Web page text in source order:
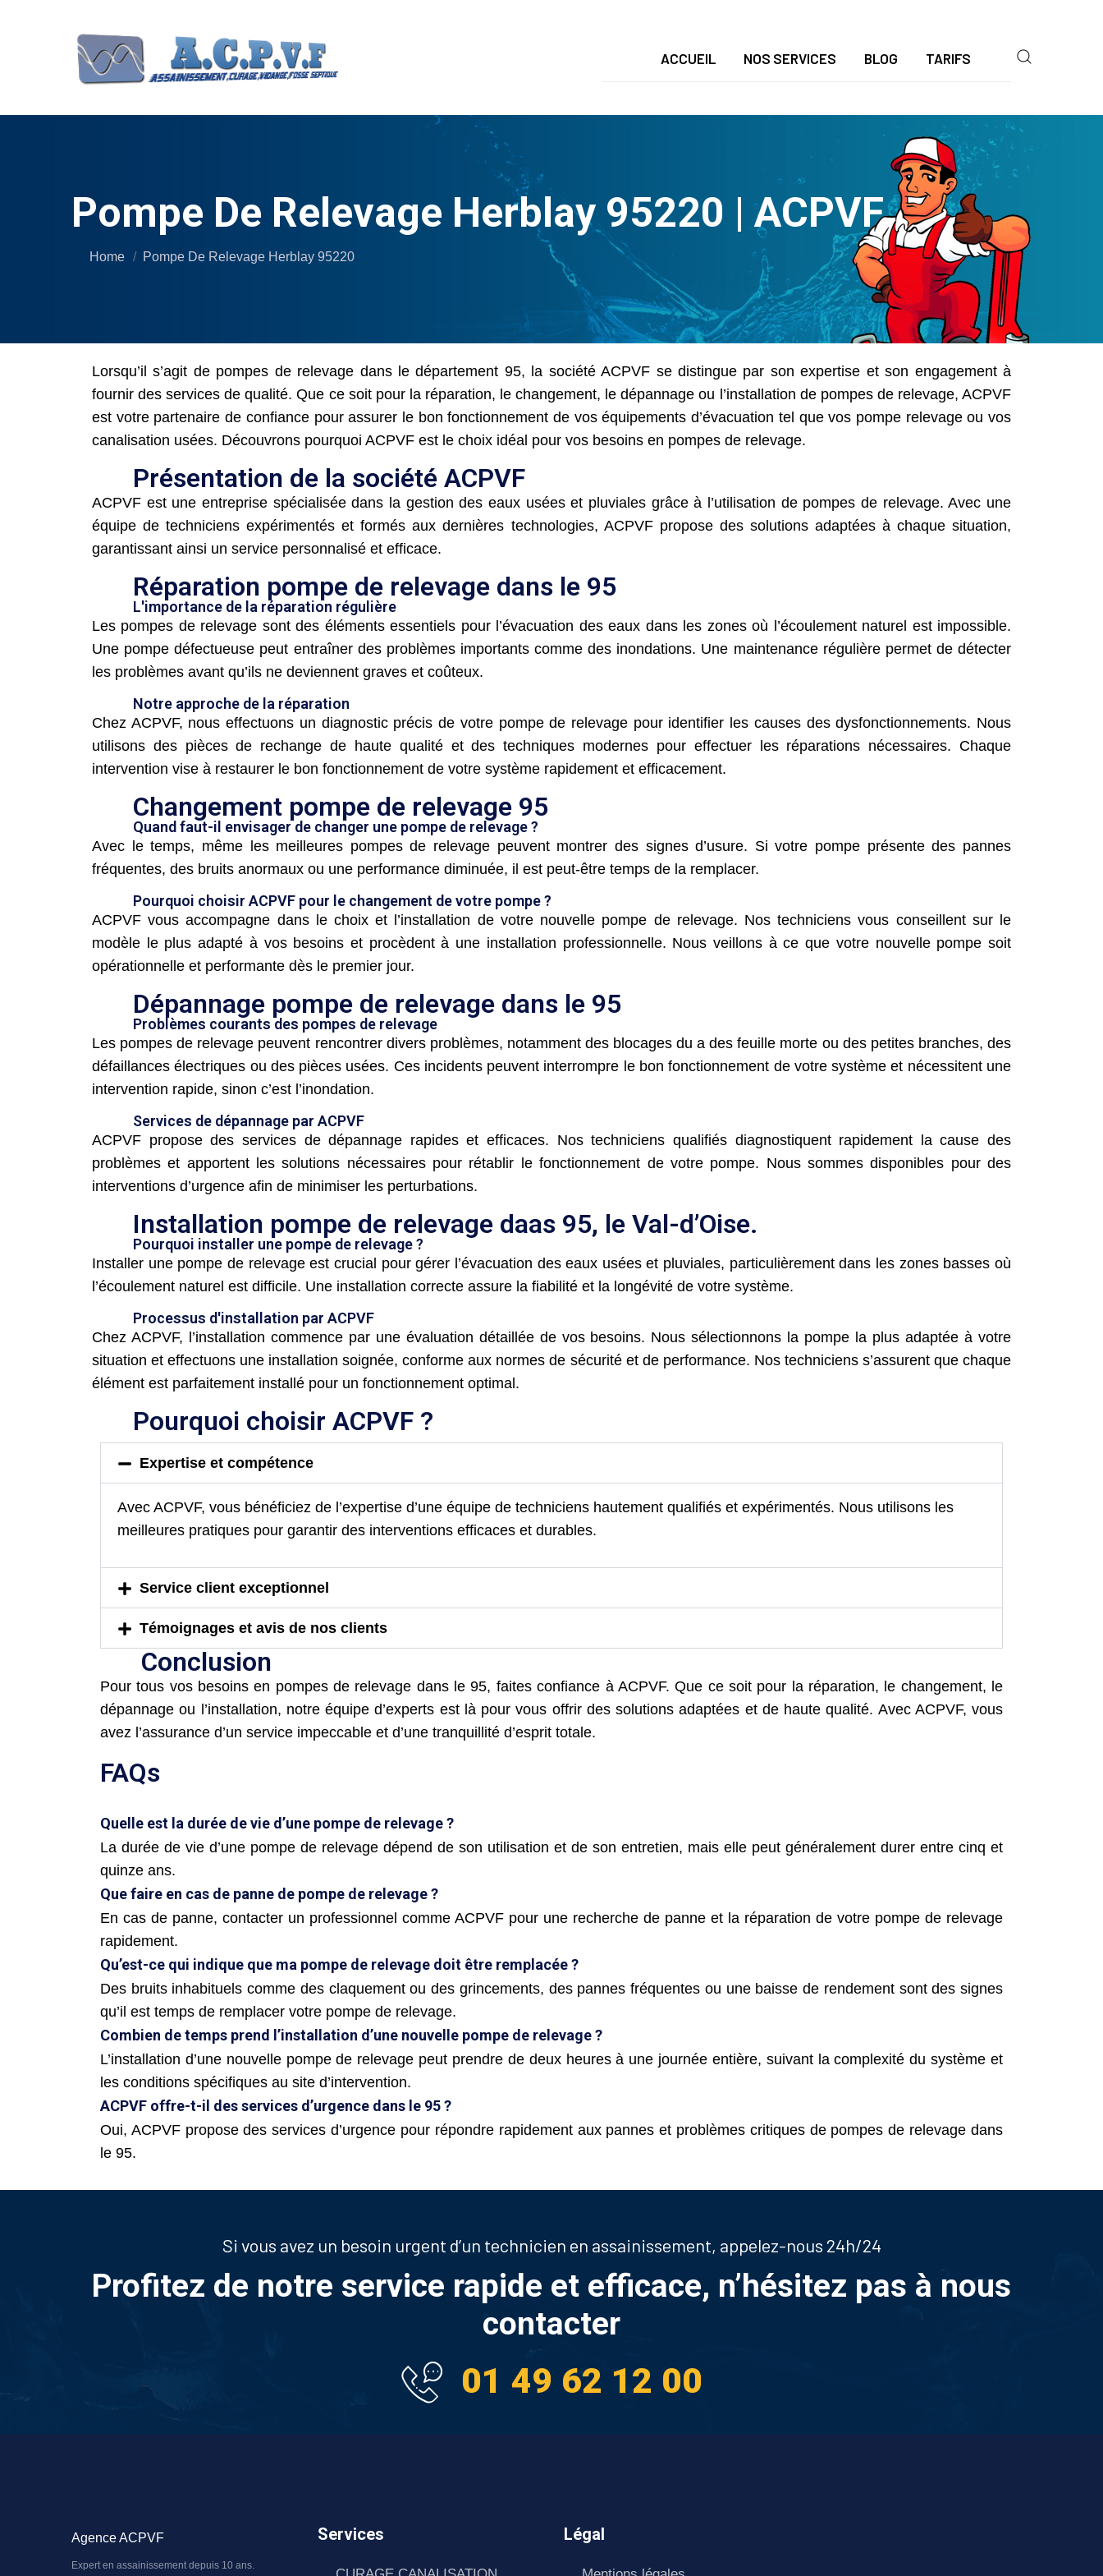
ACCUEIL NOS SERVICES BLOG TARIFS
Pompe De Relevage Herblay 95220 | ACPVF
Home Pompe De Relevage Herblay 95220
Lorsqu’il s’agit de pompes de relevage dans le département 95, la société ACPVF se distingue par son expertise et son engagement à
fournir des services de qualité. Que ce soit pour la réparation, le changement, le dépannage ou l’installation de pompes de relevage, ACPVF
est votre partenaire de confiance pour assurer le bon fonctionnement de vos équipements d’évacuation tel que vos pompe relevage ou vos
canalisation usées. Découvrons pourquoi ACPVF est le choix idéal pour vos besoins en pompes de relevage.
Présentation de la société ACPVF
ACPVF est une entreprise spécialisée dans la gestion des eaux usées et pluviales grâce à l’utilisation de pompes de relevage. Avec une
équipe de techniciens expérimentés et formés aux dernières technologies, ACPVF propose des solutions adaptées à chaque situation,
garantissant ainsi un service personnalisé et efficace.
Réparation pompe de relevage dans le 95
L'importance de la réparation régulière
Les pompes de relevage sont des éléments essentiels pour l’évacuation des eaux dans les zones où l’écoulement naturel est impossible.
Une pompe défectueuse peut entraîner des problèmes importants comme des inondations. Une maintenance régulière permet de détecter
les problèmes avant qu’ils ne deviennent graves et coûteux.
Notre approche de la réparation
Chez ACPVF, nous effectuons un diagnostic précis de votre pompe de relevage pour identifier les causes des dysfonctionnements. Nous
utilisons des pièces de rechange de haute qualité et des techniques modernes pour effectuer les réparations nécessaires. Chaque
intervention vise à restaurer le bon fonctionnement de votre système rapidement et efficacement.
Changement pompe de relevage 95
Quand faut-il envisager de changer une pompe de relevage ?
Avec le temps, même les meilleures pompes de relevage peuvent montrer des signes d’usure. Si votre pompe présente des pannes
fréquentes, des bruits anormaux ou une performance diminuée, il est peut-être temps de la remplacer.
Pourquoi choisir ACPVF pour le changement de votre pompe ?
ACPVF vous accompagne dans le choix et l’installation de votre nouvelle pompe de relevage. Nos techniciens vous conseillent sur le
modèle le plus adapté à vos besoins et procèdent à une installation professionnelle. Nous veillons à ce que votre nouvelle pompe soit
opérationnelle et performante dès le premier jour.
Dépannage pompe de relevage dans le 95
Problèmes courants des pompes de relevage
Les pompes de relevage peuvent rencontrer divers problèmes, notamment des blocages du a des feuille morte ou des petites branches, des
défaillances électriques ou des pièces usées. Ces incidents peuvent interrompre le bon fonctionnement de votre système et nécessitent une
intervention rapide, sinon c’est l’inondation.
Services de dépannage par ACPVF
ACPVF propose des services de dépannage rapides et efficaces. Nos techniciens qualifiés diagnostiquent rapidement la cause des
problèmes et apportent les solutions nécessaires pour rétablir le fonctionnement de votre pompe. Nous sommes disponibles pour des
interventions d’urgence afin de minimiser les perturbations.
Installation pompe de relevage daas 95, le Val-d’Oise.
Pourquoi installer une pompe de relevage ?
Installer une pompe de relevage est crucial pour gérer l’évacuation des eaux usées et pluviales, particulièrement dans les zones basses où
l’écoulement naturel est difficile. Une installation correcte assure la fiabilité et la longévité de votre système.
Processus d'installation par ACPVF
Chez ACPVF, l’installation commence par une évaluation détaillée de vos besoins. Nous sélectionnons la pompe la plus adaptée à votre
situation et effectuons une installation soignée, conforme aux normes de sécurité et de performance. Nos techniciens s’assurent que chaque
élément est parfaitement installé pour un fonctionnement optimal.
Pourquoi choisir ACPVF ?
Expertise et compétence
Avec ACPVF, vous bénéficiez de l’expertise d’une équipe de techniciens hautement qualifiés et expérimentés. Nous utilisons les
meilleures pratiques pour garantir des interventions efficaces et durables.
Service client exceptionnel
Témoignages et avis de nos clients
Conclusion
Pour tous vos besoins en pompes de relevage dans le 95, faites confiance à ACPVF. Que ce soit pour la réparation, le changement, le
dépannage ou l’installation, notre équipe d’experts est là pour vous offrir des solutions adaptées et de haute qualité. Avec ACPVF, vous
avez l’assurance d’un service impeccable et d’une tranquillité d’esprit totale.
FAQs
Quelle est la durée de vie d’une pompe de relevage ?
La durée de vie d’une pompe de relevage dépend de son utilisation et de son entretien, mais elle peut généralement durer entre cinq et
quinze ans.
Que faire en cas de panne de pompe de relevage ?
En cas de panne, contacter un professionnel comme ACPVF pour une recherche de panne et la réparation de votre pompe de relevage
rapidement.
Qu’est-ce qui indique que ma pompe de relevage doit être remplacée ?
Des bruits inhabituels comme des claquement ou des grincements, des pannes fréquentes ou une baisse de rendement sont des signes
qu’il est temps de remplacer votre pompe de relevage.
Combien de temps prend l’installation d’une nouvelle pompe de relevage ?
L’installation d’une nouvelle pompe de relevage peut prendre de deux heures à une journée entière, suivant la complexité du système et
les conditions spécifiques au site d’intervention.
ACPVF offre-t-il des services d’urgence dans le 95 ?
Oui, ACPVF propose des services d’urgence pour répondre rapidement aux pannes et problèmes critiques de pompes de relevage dans
le 95.
Si vous avez un besoin urgent d’un technicien en assainissement, appelez-nous 24h/24
Profitez de notre service rapide et efficace, n’hésitez pas à nous
contacter
01 49 62 12 00
Agence ACPVF
Expert en assainissement depuis 10 ans.
Services Légal